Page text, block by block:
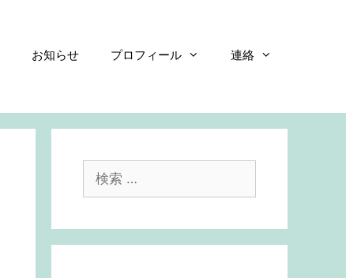
お知らせ プロフィール 連絡
索: